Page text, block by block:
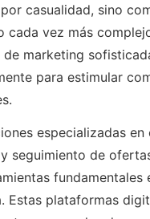
casualidad, sino
cada vez más
marketing
para estimular
especializadas
seguimiento de
fundamentales
Estas plataformas